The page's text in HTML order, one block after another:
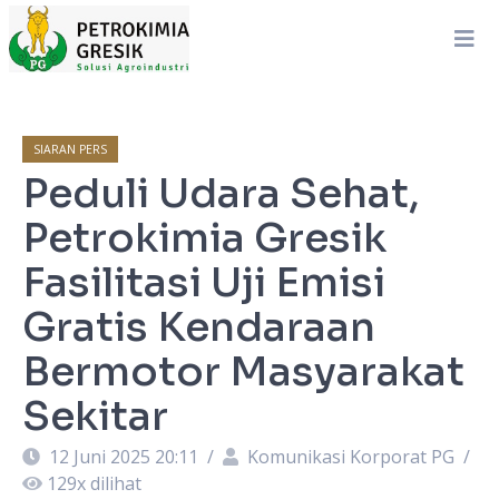
SIARAN PERS
Peduli Udara Sehat,
Petrokimia Gresik
Fasilitasi Uji Emisi
Gratis Kendaraan
Bermotor Masyarakat
Sekitar
12 Juni 2025 20:11 / Komunikasi Korporat PG /
129x dilihat